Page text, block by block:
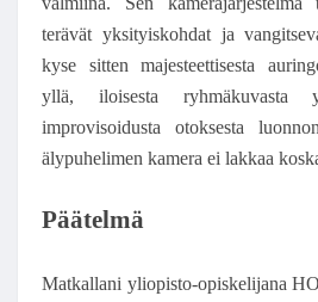
terävät yksityiskohdat ja
kyse sitten majesteettisesta
yllä, iloisesta ryhmäkuvasta
improvisoidusta otoksesta
älypuhelimen kamera ei lakkaa
Päätelmä
Matkallani yliopisto-opiskelijana